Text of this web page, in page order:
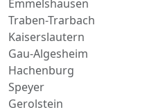
Sankt Goar
Direktfahrt nach
Emmelshausen
Traben-Trarbach
Kaiserslautern
Gau-Algesheim